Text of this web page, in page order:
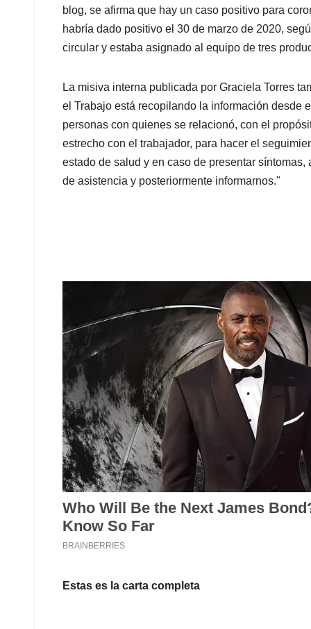
p
p
o
k
I
n
s
blog, se afirma que hay un caso positivo para
habría dado positivo el 30 de marzo de 2020,
circular y estaba asignado al equipo de tres
La misiva interna publicada por Graciela Torres
el Trabajo está recopilando la información desde
personas con quienes se relacionó, con el
estrecho con el trabajador, para hacer el
estado de salud y en caso de presentar
de asistencia y posteriormente informarnos."
Estas es la carta completa